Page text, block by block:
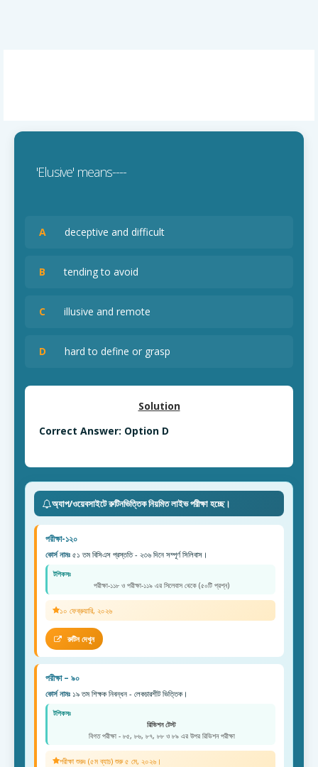
'Elusive' means----
A deceptive and difficult
B tending to avoid
C illusive and remote
D hard to define or grasp
Solution
Correct Answer: Option D
অ্যাপ/ওয়েবসাইটে রুটিনভিত্তিক নিয়মিত লাইভ পরীক্ষা হচ্ছে।
পরীক্ষা-১২০
কোর্স নামঃ ৫১ তম বিসিএস প্রস্ততি - ২৩৬ দিনে সম্পূর্ণ সিলিবাস।
টপিকসঃ
পরীক্ষা-১১৮ ও পরীক্ষা-১১৯ এর সিলেবাস থেকে (৫০টি প্রশ্ন)
১০ ফেব্রুয়ারি, ২০২৬
রুটিন দেখুন
পরীক্ষা – ৯০
কোর্স নামঃ ১৯ তম শিক্ষক নিবন্ধন - লেকচারশীট ভিত্তিক।
টপিকসঃ
রিভিশন টেস্ট
বিগত পরীক্ষা - ৮৫, ৮৬, ৮৭, ৮৮ ও ৮৯ এর উপর রিভিশন পরীক্ষা
পরীক্ষা শুরুঃ (৫ম ব্যাচ) শুরু ৫ মে, ২০২৬।